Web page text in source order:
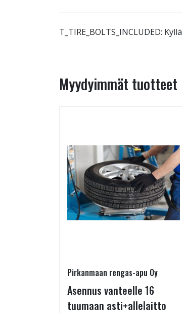
T_TIRE_BOLTS_INCLUDED: Kyllä
Myydyimmät tuotteet
Pirkanmaan rengas-apu Oy
Asennus vanteelle 16
tuumaan asti+allelaitto